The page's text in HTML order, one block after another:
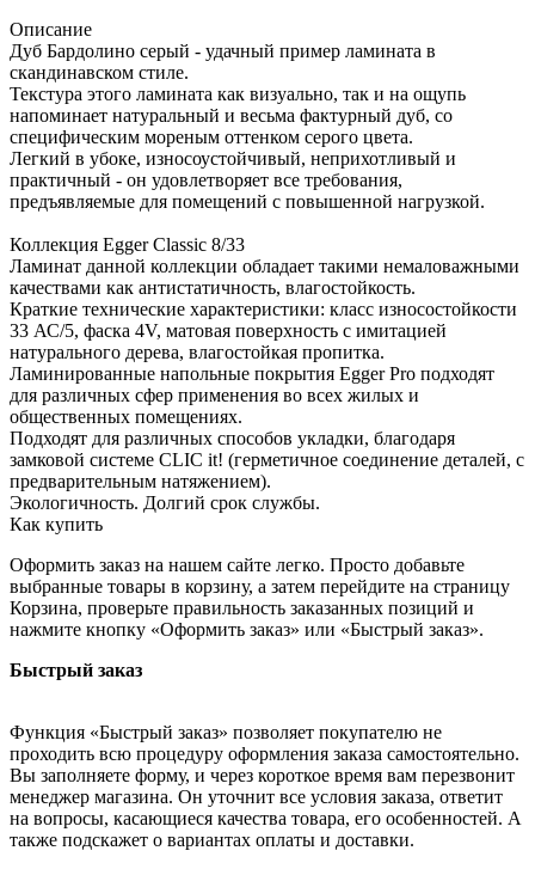
Описание
Дуб Бардолино серый - удачный пример ламината в
скандинавском стиле.
Текстура этого ламината как визуально, так и на ощупь
напоминает натуральный и весьма фактурный дуб, со
специфическим мореным оттенком серого цвета.
Легкий в убоке, износоустойчивый, неприхотливый и
практичный - он удовлетворяет все требования,
предъявляемые для помещений с повышенной нагрузкой.
Коллекция Egger Classic 8/33
Ламинат данной коллекции обладает такими немаловажными
качествами как антистатичность, влагостойкость.
Краткие технические характеристики: класс износостойкости
33 АС/5, фаска 4V, матовая поверхность с имитацией
натурального дерева, влагостойкая пропитка.
Ламинированные напольные покрытия Egger Pro подходят
для различных сфер применения во всех жилых и
общественных помещениях.
Подходят для различных способов укладки, благодаря
замковой системе CLIC it! (герметичное соединение деталей, с
предварительным натяжением).
Экологичность. Долгий срок службы.
Как купить
Оформить заказ на нашем сайте легко. Просто добавьте
выбранные товары в корзину, а затем перейдите на страницу
Корзина, проверьте правильность заказанных позиций и
нажмите кнопку «Оформить заказ» или «Быстрый заказ».
Быстрый заказ
Функция «Быстрый заказ» позволяет покупателю не
проходить всю процедуру оформления заказа самостоятельно.
Вы заполняете форму, и через короткое время вам перезвонит
менеджер магазина. Он уточнит все условия заказа, ответит
на вопросы, касающиеся качества товара, его особенностей. А
также подскажет о вариантах оплаты и доставки.